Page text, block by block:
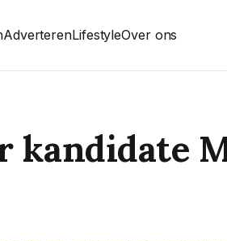
AdverterenLifestyleOver ons
kandidate